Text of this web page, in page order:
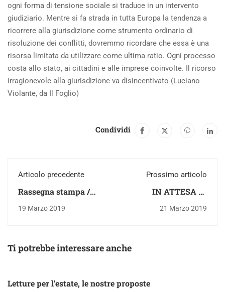
ogni forma di tensione sociale si traduce in un intervento
giudiziario. Mentre si fa strada in tutta Europa la tendenza a
ricorrere alla giurisdizione come strumento ordinario di
risoluzione dei conflitti, dovremmo ricordare che essa è una
risorsa limitata da utilizzare come ultima ratio. Ogni processo
costa allo stato, ai cittadini e alle imprese coinvolte. Il ricorso
irragionevole alla giurisdizione va disincentivato (Luciano
Violante, da Il Foglio)
Condividi
Articolo precedente
Rassegna stampa /
letterario
19 Marzo 2019
Prossimo articolo
IN ATTESA DI
21 Marzo 2019
Ti potrebbe interessare anche
Letture per l’estate, le nostre proposte